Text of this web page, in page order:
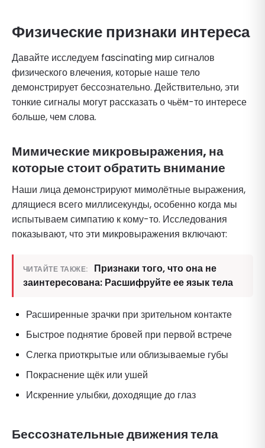
Физические признаки интереса
Давайте исследуем fascinating мир сигналов
физического влечения, которые наше тело
демонстрирует бессознательно. Действительно, эти
тонкие сигналы могут рассказать о чьём-то интересе
больше, чем слова.
Мимические микровыражения, на
которые стоит обратить внимание
Наши лица демонстрируют мимолётные выражения,
длящиеся всего миллисекунды, особенно когда мы
испытываем симпатию к кому-то. Исследования
показывают, что эти микровыражения включают:
ЧИТАЙТЕ ТАКЖЕ:
Признаки того, что она не
заинтересована: Расшифруйте ее язык тела
Расширенные зрачки при зрительном контакте
Быстрое поднятие бровей при первой встрече
Слегка приоткрытые или облизываемые губы
Покраснение щёк или ушей
Искренние улыбки, доходящие до глаз
Бессознательные движения тела